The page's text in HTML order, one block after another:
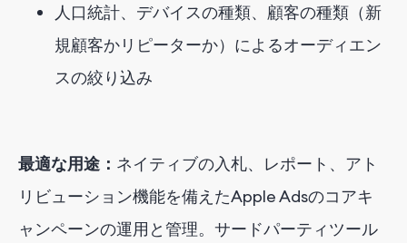
人口統計、デバイスの種類、顧客の種類（新
規顧客かリピーターか）によるオーディエン
スの絞り込み
最適な用途： ネイティブの入札、レポート、アト
リビューション機能を備えたApple Adsのコアキ
ャンペーンの運用と管理。サードパーティツール